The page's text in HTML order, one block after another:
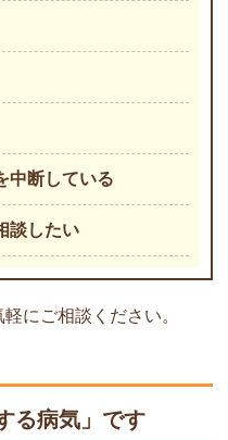
中断している
談したい
にご相談ください。
る病気」です